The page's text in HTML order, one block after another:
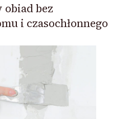
obiad bez
i czasochłonnego